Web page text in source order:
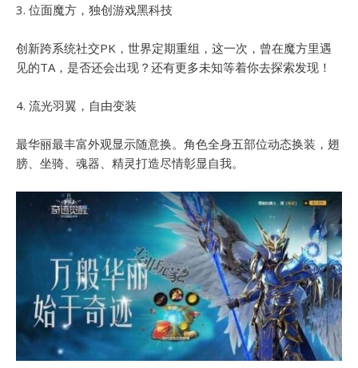
3. 位面魔方，独创游戏黑科技
创新跨系统社交PK，世界定期重组，这一次，曾在魔方里遇
见的TA，是否还会出现？还有更多未知等着你去探索发现！
4. 流光羽翼，自由变装
最华丽最丰富外观显示随意换。角色全身五部位动态换装，翅
膀、坐骑、魂器、精灵打造尽情彰显自我。